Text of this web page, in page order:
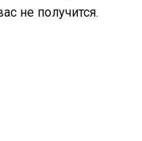
не получится.